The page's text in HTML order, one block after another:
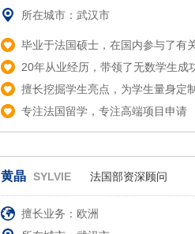
所在城市：武汉市
毕业于法国硕士，在国内参与了有
20年从业经历，带领了无数学生成
擅长挖掘学生亮点，为学生量身定
专注法国留学，专注高端项目申请
黄晶 SYLVIE 法国部资深顾问
擅长业务：欧洲